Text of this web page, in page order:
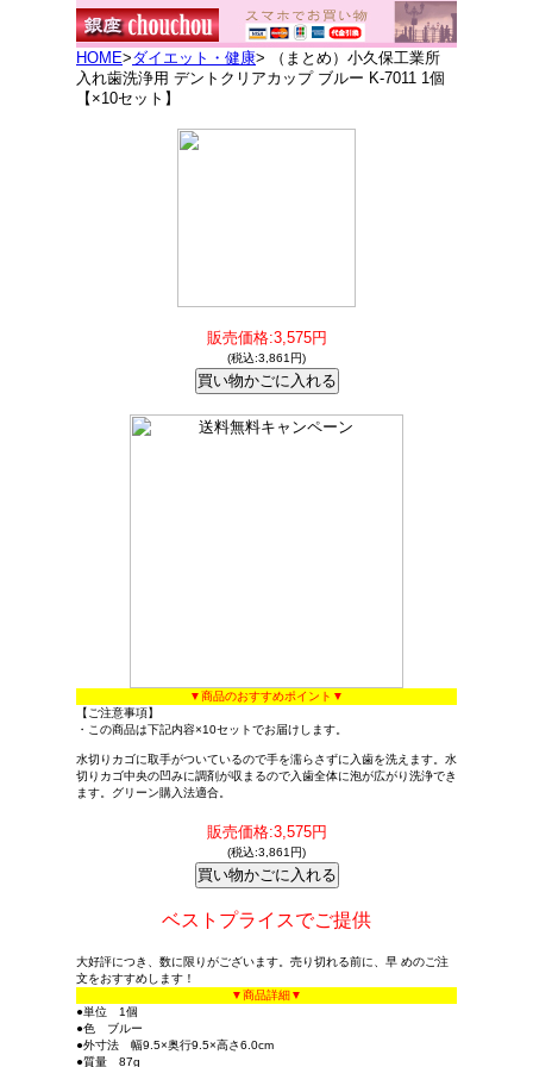
HOME>ダイエット・健康> （まとめ）小久保工業所
入れ歯洗浄用 デントクリアカップ ブルー K-7011 1個
【×10セット】
販売価格:3,575円
(税込:3,861円)
▼商品のおすすめポイント▼
【ご注意事項】
・この商品は下記内容×10セットでお届けします。
水切りカゴに取手がついているので手を濡らさずに入歯を洗えます。水
切りカゴ中央の凹みに調剤が収まるので入歯全体に泡が広がり洗浄でき
ます。グリーン購入法適合。
販売価格:3,575円
(税込:3,861円)
ベストプライスでご提供
大好評につき、数に限りがございます。売り切れる前に、早 めのご注
文をおすすめします！
▼商品詳細▼
●単位 1個
●色 ブルー
●外寸法 幅9.5×奥行9.5×高さ6.0cm
●質量 87g